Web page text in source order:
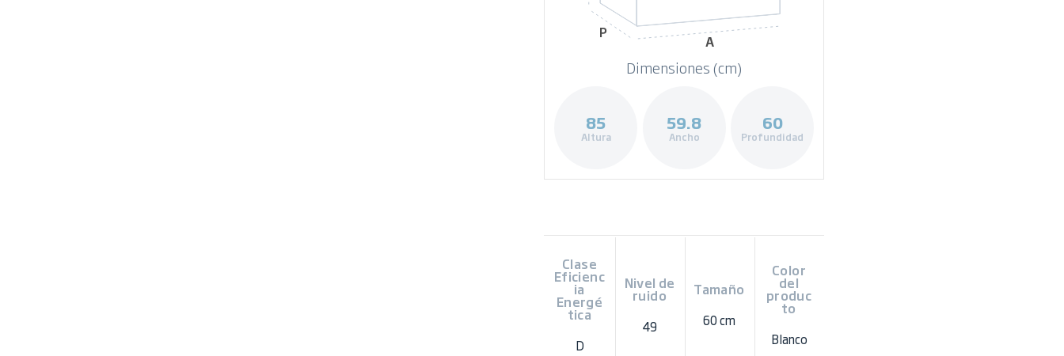
P
A
Dimensiones (cm)
85
Altura
59.8
Ancho
60
Profundidad
Clase
Eficienc
ia
Energé
tica
D
Nivel de
ruido
49
Tamaño
60 cm
Color
del
produc
to
Blanco